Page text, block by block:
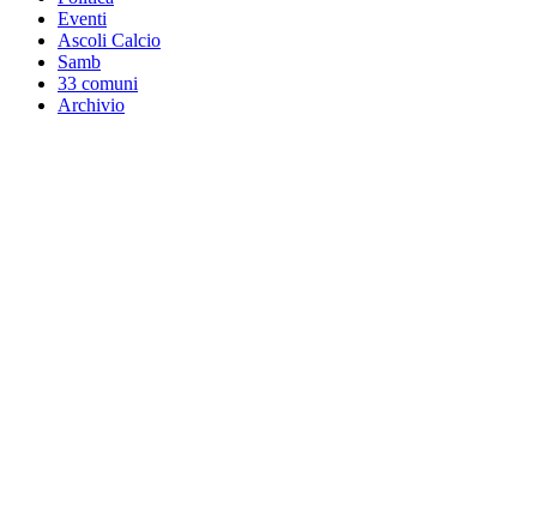
Eventi
Ascoli Calcio
Samb
33 comuni
Archivio